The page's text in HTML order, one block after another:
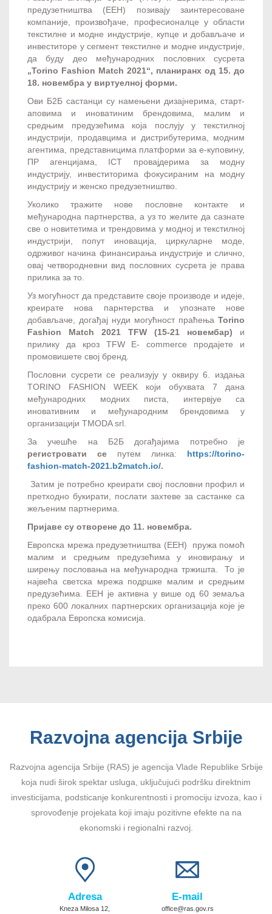
предузетништва (ЕЕН) позивају заинтересоване
компаније, произвођаче, професионалце у области
текстилне и модне индустрије, купце и добављаче и
инвеститоре у сегмент текстилне и модне индустрије,
да буду део међународних пословних сусрета
„Torino Fashion Match 2021“, планиранх од 15. до
18. новембра у виртуелној форми.
Ови Б2Б састанци су намењени дизајнерима, старт-
аповима и иноватиним брендовима, малим и
средњим предузећима која послују у текстилној
индустрији, продавцима и дистрибутерима, модним
агентима, представницима платформи за е-куповину,
ПР агенцијама, ICT провајдерима за модну
индустрију, инвеститорима фокусираним на модну
индустрију и женско предузетништво.
Уколико тражите нове пословне контакте и
међународна партнерства, а уз то желите да сазнате
све о новитетима и трендовима у модној и текстилној
индустрији, попут иновација, циркуларне моде,
одрживог начина финансирања индустрије и слично,
овај четвородневни вид пословних сусрета је права
прилика за то.
Уз могућност да представите своје производе и идеје,
креирате нова парнтерства и упознате нове
добављаче, догађај нуди могућност праћења Torino
Fashion Match 2021 TFW (15-21 новембар) и
прилику да кроз TFW E- commerce продајете и
промовишете свој бренд.
Пословни сусрети се реализују у оквиру 6. издања
TORINO FASHION WEEK који обухвата 7 дана
међународних модних писта, интервјуе са
иновативним и међународним брендовима у
организацији TMODA srl.
За учешће на Б2Б догађајима потребно је
регистровати се путем линка: https://torino-
fashion-match-2021.b2match.io/.
Затим је потребно креирати свој пословни профил и
претходно букирати, послати захтеве за састанке са
жељеним партнерима.
Пријаве су отворене до 11. новембра.
Европска мрежа предузетништва (ЕЕН) пружа помоћ
малим и средњим предузећима у иновирању и
ширењу пословања на међународна тржишта. То је
највећа светска мрежа подршке малим и средњим
предузећима. ЕЕН је активна у више од 60 земаља
преко 600 локалних партнерских организација које је
одабрала Европска комисија.
Razvojna agencija Srbije
Razvojna agencija Srbije (RAS) je agencija Vlade Republike Srbije
koja nudi širok spektar usluga, uključujući podršku direktnim
investicijama, podsticanje konkurentnosti i promociju izvoza, kao i
sprovođenje projekata koji imaju pozitivne efekte na na
ekonomski i regionalni razvoj.
Adresa
Kneza Milosa 12,
E-mail
office@ras.gov.rs